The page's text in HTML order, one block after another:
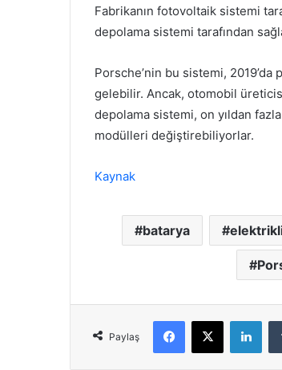
Fabrikanın fotovoltaik sistemi
depolama sistemi tarafından
Porsche’nin bu sistemi,
gelebilir. Ancak, otomobil
depolama sistemi, on yıldan
modülleri değiştirebiliyorlar.
Kaynak
batarya
Paylaş
Facebook
X